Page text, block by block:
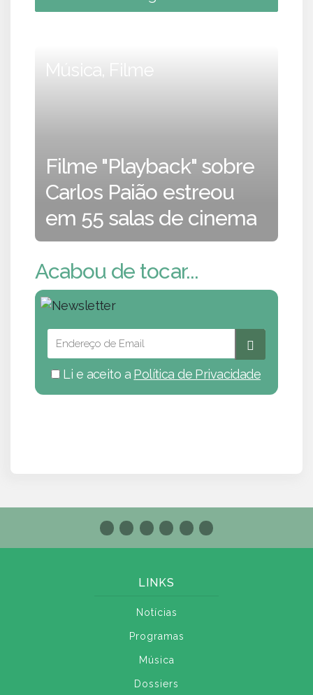
Música, Filme
Filme "Playback" sobre
Carlos Paião estreou
em 55 salas de cinema
Acabou de tocar...
Li e aceito a Política de Privacidade
LINKS
Notícias
Programas
Música
Dossiers